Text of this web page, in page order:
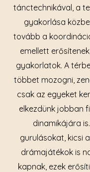
tánctechnikával, a
gyakorlása
tovább a
emellett
gyakorlatok. A
többet mozogni,
csak az egyeket
elkezdünk jobban
dinamikájára
gurulásokat, kicsi
drámajátékok is
kapnak, ezek